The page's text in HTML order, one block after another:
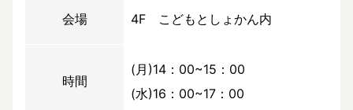
会場 4F こどもとしょかん内
時間
(月)14：00~15：00
(水)16：00~17：00